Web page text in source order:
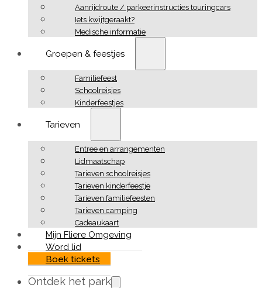
Aanrijdroute / parkeerinstructies touringcars
Iets kwijtgeraakt?
Medische informatie
Groepen & feestjes
Familiefeest
Schoolreisjes
Kinderfeestjes
Tarieven
Entree en arrangementen
Lidmaatschap
Tarieven schoolreisjes
Tarieven kinderfeestje
Tarieven familiefeesten
Tarieven camping
Cadeaukaart
Mijn Fliere Omgeving
Word lid
Boek tickets
Ontdek het park